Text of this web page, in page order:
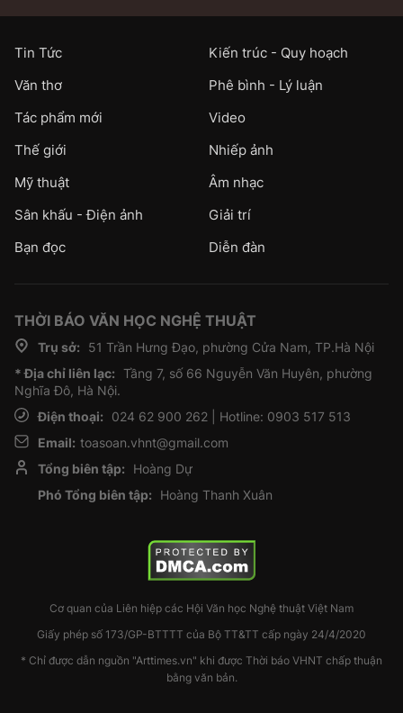
Tin Tức
Kiến trúc - Quy hoạch
Văn thơ
Phê bình - Lý luận
Tác phẩm mới
Video
Thế giới
Nhiếp ảnh
Mỹ thuật
Âm nhạc
Sân khấu - Điện ảnh
Giải trí
Bạn đọc
Diễn đàn
THỜI BÁO VĂN HỌC NGHỆ THUẬT
Trụ sở:
51 Trần Hưng Đạo, phường Cửa Nam, TP.Hà Nội
* Địa chỉ liên lạc: Tầng 7, số 66 Nguyễn Văn Huyên, phường
Nghĩa Đô, Hà Nội.
Điện thoại:
024 62 900 262 | Hotline: 0903 517 513
Email: toasoan.vhnt@gmail.com
Tổng biên tập:
Hoàng Dự
Phó Tổng biên tập:
Hoàng Thanh Xuân
Cơ quan của Liên hiệp các Hội Văn học Nghệ thuật Việt Nam
Giấy phép số 173/GP-BTTTT của Bộ TT&TT cấp ngày 24/4/2020
* Chỉ được dẫn nguồn "Arttimes.vn" khi được Thời báo VHNT chấp thuận
bằng văn bản.